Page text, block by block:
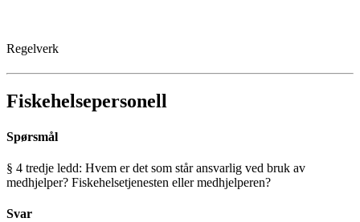
Regelverk
Fiskehelsepersonell
Spørsmål
§ 4 tredje ledd: Hvem er det som står ansvarlig ved bruk av
medhjelper? Fiskehelsetjenesten eller medhjelperen?
Svar